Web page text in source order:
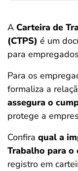
A Carteira de
(CTPS) é um
para
Para os
formaliza a
assegura o
protege a
Confira qual a
Trabalho para o
registro em